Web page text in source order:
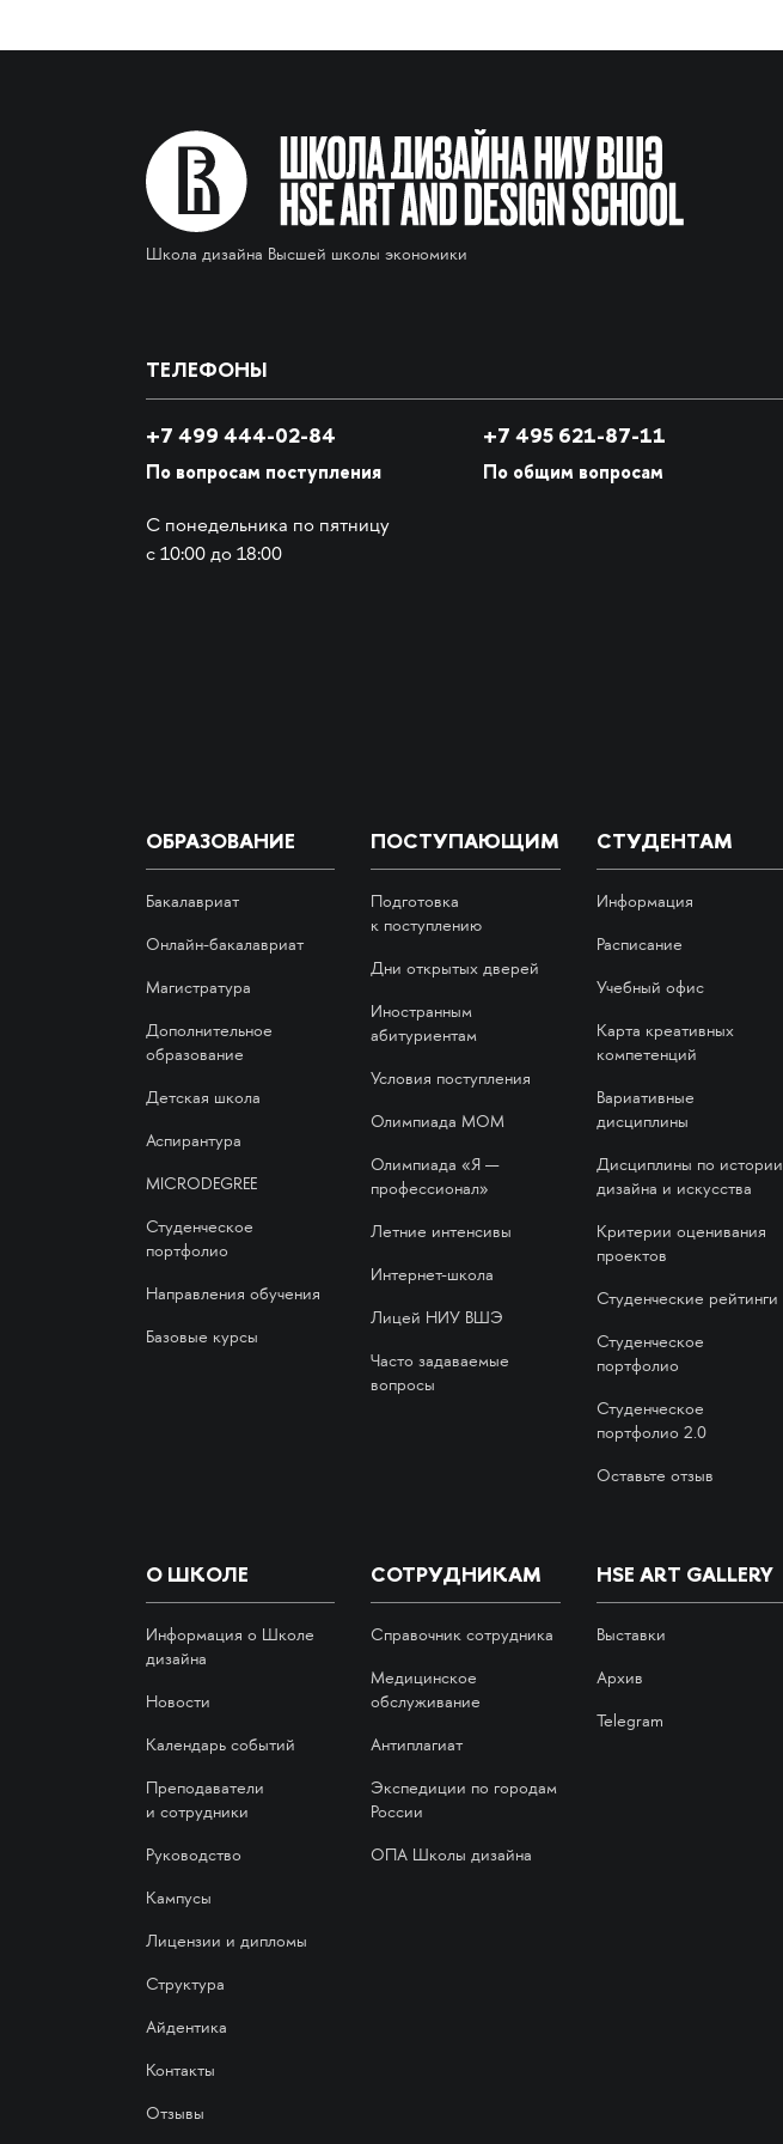
Школа дизайна Высшей школы экономики
ТЕЛЕФОНЫ
+7 499 444-02-84
По вопросам поступления
С понедельника по пятницу
с 10:00 до 18:00
+7 495 621-87-11
По общим вопросам
ОБРАЗОВАНИЕ
Бакалавриат
Онлайн-бакалавриат
Магистратура
Дополнительное
образование
Детская школа
Аспирантура
MICRODEGREE
Студенческое
портфолио
Направления обучения
Базовые курсы
ПОСТУПАЮЩИМ
Подготовка
к поступлению
Дни открытых дверей
Иностранным
абитуриентам
Условия поступления
Олимпиада МОМ
Олимпиада «Я —
профессионал»
Летние интенсивы
Интернет-школа
Лицей НИУ ВШЭ
Часто задаваемые
вопросы
СТУДЕНТАМ
Информация
Расписание
Учебный офис
Карта креативных
компетенций
Вариативные
дисциплины
Дисциплины по истории
дизайна и искусства
Критерии оценивания
проектов
Студенческие рейтинги
Студенческое
портфолио
Студенческое
портфолио 2.0
Оставьте отзыв
О ШКОЛЕ
Информация о Школе
дизайна
Новости
Календарь событий
Преподаватели
и сотрудники
Руководство
Кампусы
Лицензии и дипломы
Структура
Айдентика
Контакты
Отзывы
СОТРУДНИКАМ
Справочник сотрудника
Медицинское
обслуживание
Антиплагиат
Экспедиции по городам
России
ОПА Школы дизайна
HSE ART GALLERY
Выставки
Архив
Telegram